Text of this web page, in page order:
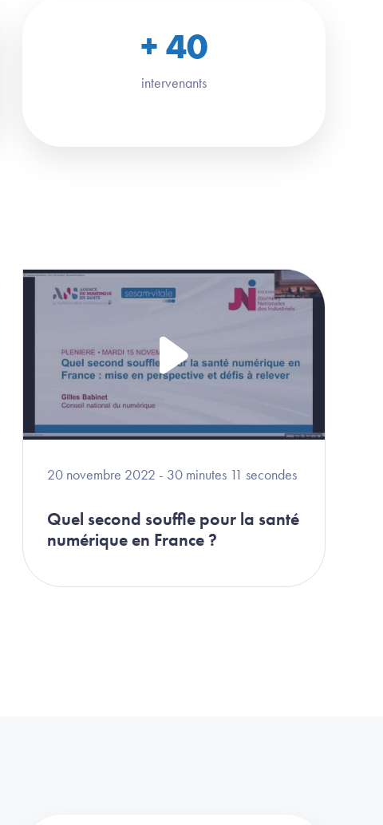
+40
intervenants
20 novembre 2022 - 30 minutes 11 secondes
Quel second souffle pour la santé
numérique en France ?